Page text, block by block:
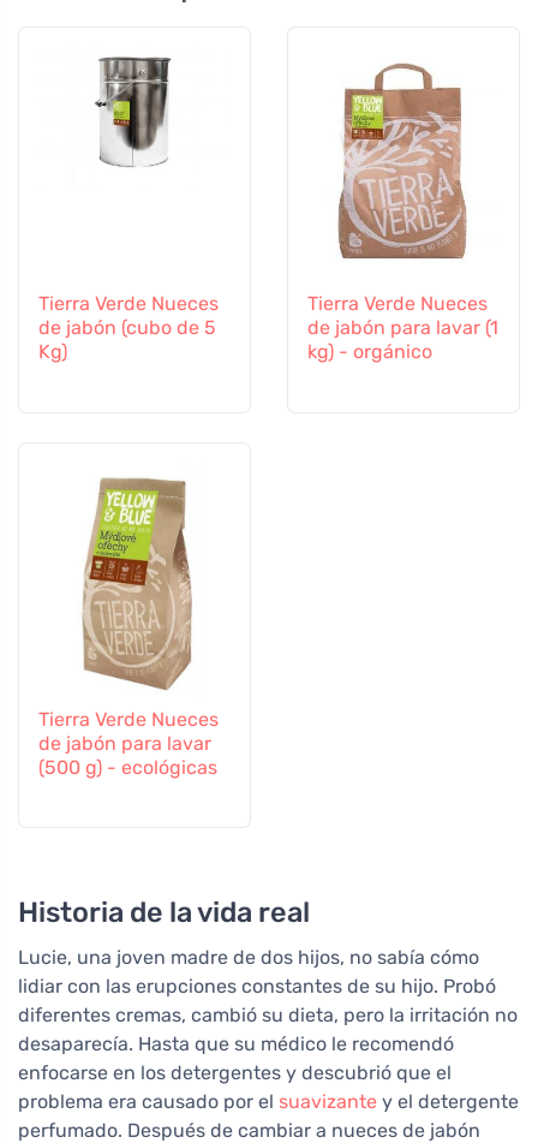
Tierra Verde Nueces
de jabón (cubo de 5
Kg)
Tierra Verde Nueces
de jabón para lavar (1
kg) - orgánico
Tierra Verde Nueces
de jabón para lavar
(500 g) - ecológicas
Historia de la vida real
Lucie, una joven madre de dos hijos, no sabía cómo
lidiar con las erupciones constantes de su hijo. Probó
diferentes cremas, cambió su dieta, pero la irritación no
desaparecía. Hasta que su médico le recomendó
enfocarse en los detergentes y descubrió que el
problema era causado por el suavizante y el detergente
perfumado. Después de cambiar a nueces de jabón